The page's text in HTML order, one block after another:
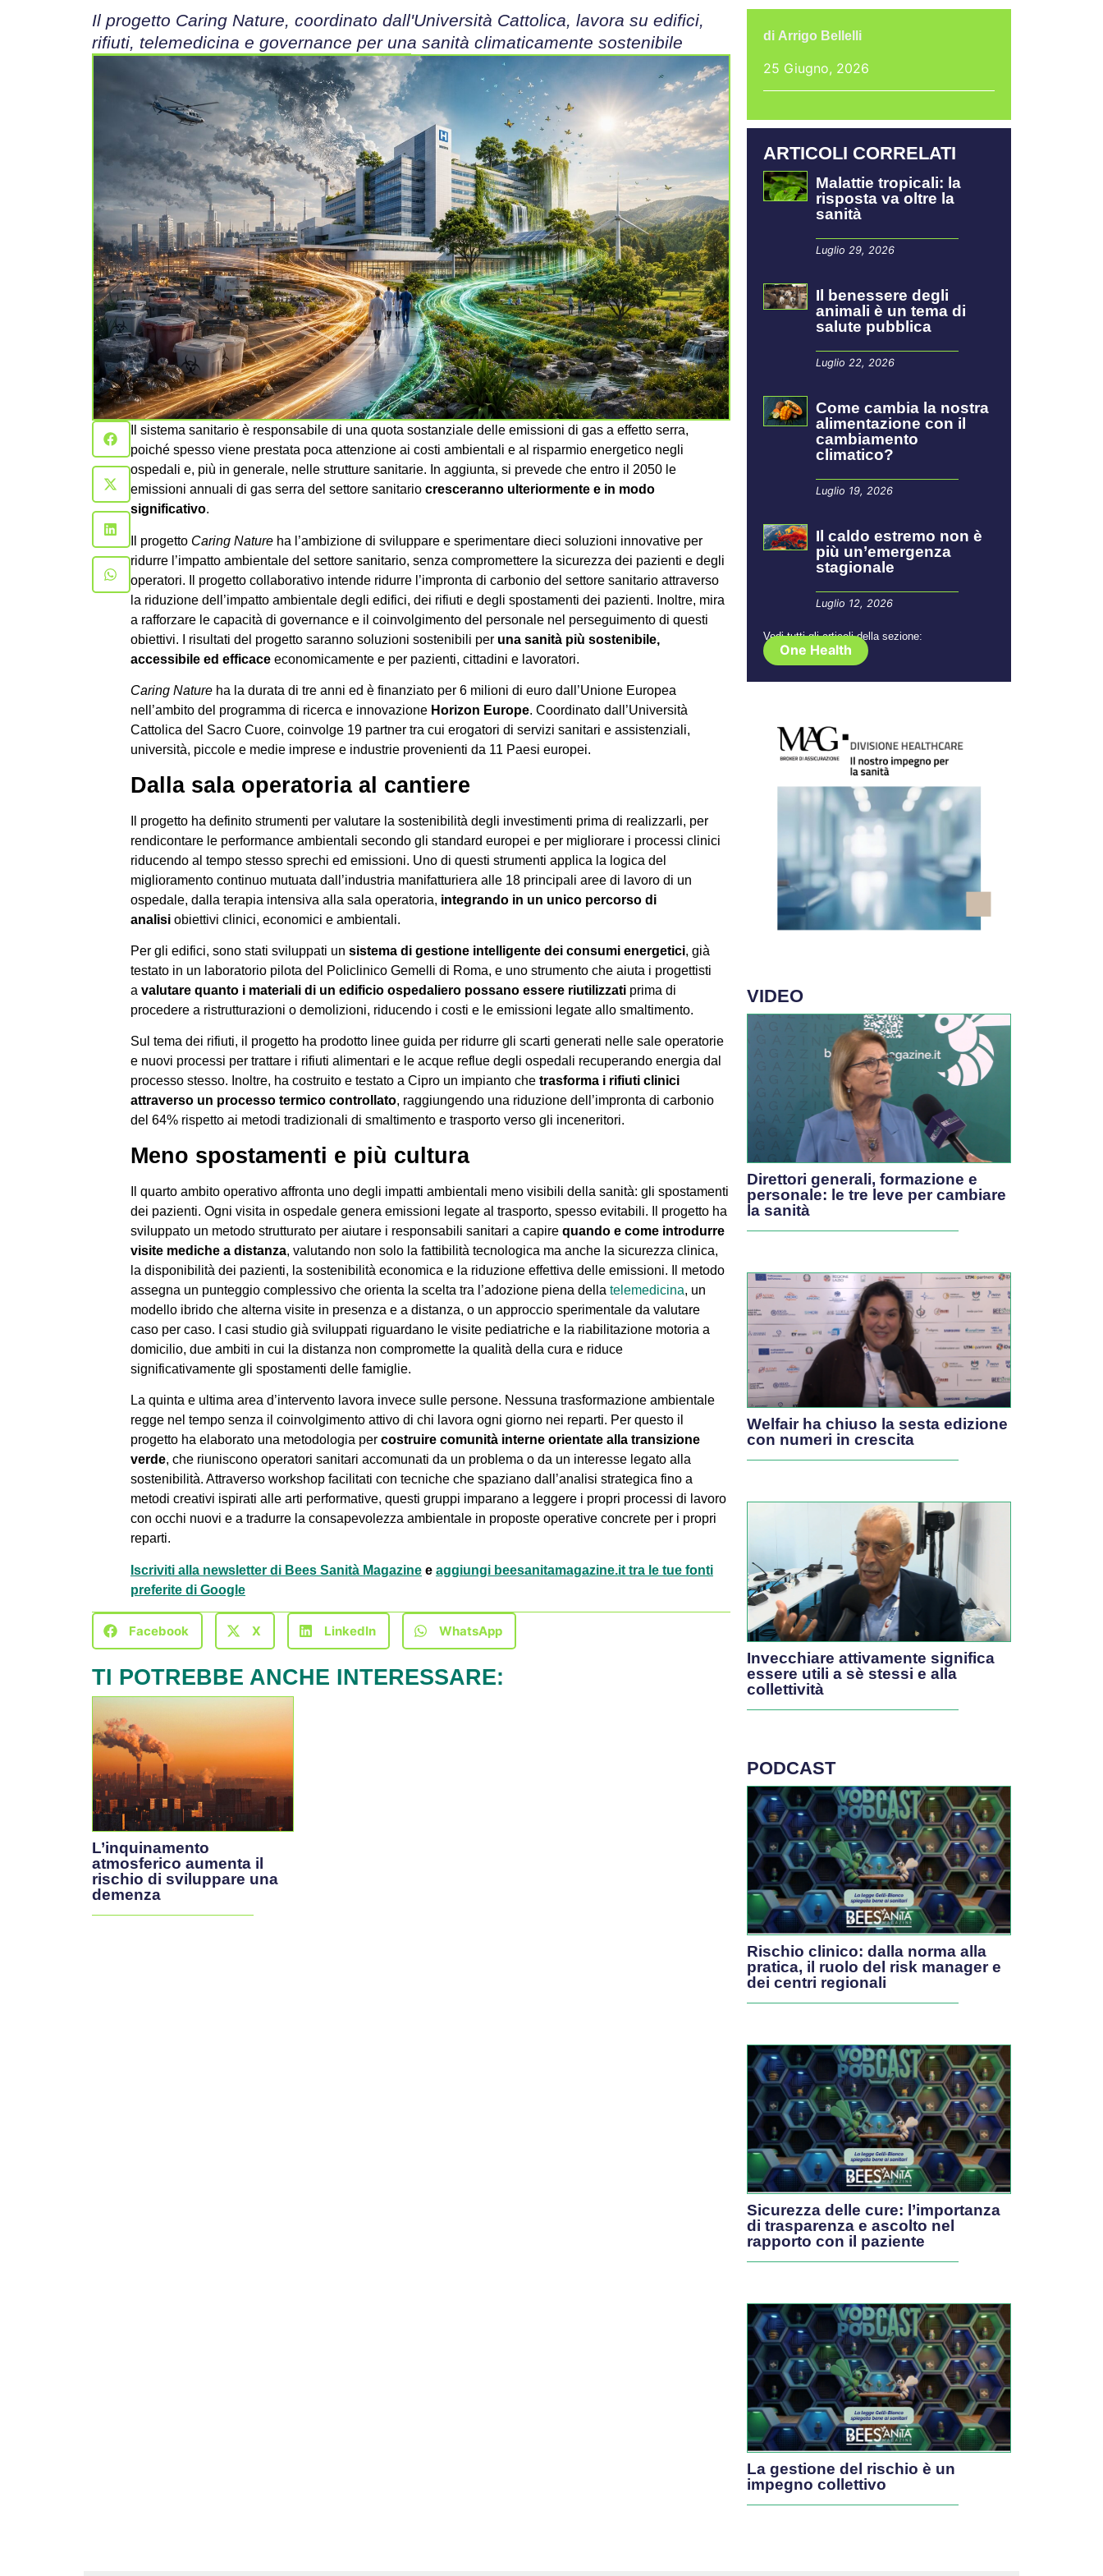
Il progetto Caring Nature, coordinato dall'Università Cattolica, lavora su edifici,
rifiuti, telemedicina e governance per una sanità climaticamente sostenibile
Il sistema sanitario è responsabile di una quota sostanziale delle emissioni di gas a effetto serra,
poiché spesso viene prestata poca attenzione ai costi ambientali e al risparmio energetico negli
ospedali e, più in generale, nelle strutture sanitarie. In aggiunta, si prevede che entro il 2050 le
emissioni annuali di gas serra del settore sanitario cresceranno ulteriormente e in modo
significativo.
Il progetto Caring Natureha l’ambizione di sviluppare e sperimentare dieci soluzioni innovative per
ridurre l’impatto ambientale del settore sanitario, senza compromettere la sicurezza dei pazienti e degli
operatori. Il progetto collaborativo intende ridurre l’impronta di carbonio del settore sanitario attraverso
la riduzione dell’impatto ambientale degli edifici, dei rifiuti e degli spostamenti dei pazienti. Inoltre, mira
a rafforzare le capacità di governance e il coinvolgimento del personale nel perseguimento di questi
obiettivi. I risultati del progetto saranno soluzioni sostenibili per una sanità più sostenibile,
accessibile ed efficace economicamente e per pazienti, cittadini e lavoratori.
Caring Natureha la durata di tre anni ed è finanziato per 6 milioni di euro dall’Unione Europea
nell’ambito del programma di ricerca e innovazione Horizon Europe. Coordinato dall’Università
Cattolica del Sacro Cuore, coinvolge 19 partner tra cui erogatori di servizi sanitari e assistenziali,
università, piccole e medie imprese e industrie provenienti da 11 Paesi europei.
Dalla sala operatoria al cantiere
Il progetto ha definito strumenti per valutare la sostenibilità degli investimenti prima di realizzarli, per
rendicontare le performance ambientali secondo gli standard europei e per migliorare i processi clinici
riducendo al tempo stesso sprechi ed emissioni. Uno di questi strumenti applica la logica del
miglioramento continuo mutuata dall’industria manifatturiera alle 18 principali aree di lavoro di un
ospedale, dalla terapia intensiva alla sala operatoria, integrando in un unico percorso di
analisiobiettivi clinici, economici e ambientali.
Per gli edifici, sono stati sviluppati un sistema di gestione intelligente dei consumi energetici, già
testato in un laboratorio pilota del Policlinico Gemelli di Roma, e uno strumento che aiuta i progettisti
a valutare quanto i materiali di un edificio ospedaliero possano essere riutilizzati prima di
procedere a ristrutturazioni o demolizioni, riducendo i costi e le emissioni legate allo smaltimento.
Sul tema dei rifiuti, il progetto ha prodotto linee guida per ridurre gli scarti generati nelle sale operatorie
e nuovi processi per trattare i rifiuti alimentari e le acque reflue degli ospedali recuperando energia dal
processo stesso. Inoltre, ha costruito e testato a Cipro un impianto che trasforma i rifiuti clinici
attraverso un processo termico controllato, raggiungendo una riduzione dell’impronta di carbonio
del 64% rispetto ai metodi tradizionali di smaltimento e trasporto verso gli inceneritori.
Meno spostamenti e più cultura
Il quarto ambito operativo affronta uno degli impatti ambientali meno visibili della sanità: gli spostamenti
dei pazienti. Ogni visita in ospedale genera emissioni legate al trasporto, spesso evitabili. Il progetto ha
sviluppato un metodo strutturato per aiutare i responsabili sanitari a capire quando e come introdurre
visite mediche a distanza, valutando non solo la fattibilità tecnologica ma anche la sicurezza clinica,
la disponibilità dei pazienti, la sostenibilità economica e la riduzione effettiva delle emissioni. Il metodo
assegna un punteggio complessivo che orienta la scelta tra l’adozione piena della telemedicina, un
modello ibrido che alterna visite in presenza e a distanza, o un approccio sperimentale da valutare
caso per caso. I casi studio già sviluppati riguardano le visite pediatriche e la riabilitazione motoria a
domicilio, due ambiti in cui la distanza non compromette la qualità della cura e riduce
significativamente gli spostamenti delle famiglie.
La quinta e ultima area d’intervento lavora invece sulle persone. Nessuna trasformazione ambientale
regge nel tempo senza il coinvolgimento attivo di chi lavora ogni giorno nei reparti. Per questo il
progetto ha elaborato una metodologia per costruire comunità interne orientate alla transizione
verde, che riuniscono operatori sanitari accomunati da un problema o da un interesse legato alla
sostenibilità. Attraverso workshop facilitati con tecniche che spaziano dall’analisi strategica fino a
metodi creativi ispirati alle arti performative, questi gruppi imparano a leggere i propri processi di lavoro
con occhi nuovi e a tradurre la consapevolezza ambientale in proposte operative concrete per i propri
reparti.
Iscriviti alla newsletter di Bees Sanità Magazinee aggiungi beesanitamagazine.it tra le tue fonti
preferite di Google
Facebook X LinkedIn WhatsApp
TI POTREBBE ANCHE INTERESSARE:
L’inquinamento
atmosferico aumenta il
rischio di sviluppare una
demenza
di Arrigo Bellelli
25 Giugno, 2026
ARTICOLI CORRELATI
Malattie tropicali: la
risposta va oltre la
sanità
Luglio 29, 2026
Il benessere degli
animali è un tema di
salute pubblica
Luglio 22, 2026
Come cambia la nostra
alimentazione con il
cambiamento
climatico?
Luglio 19, 2026
Il caldo estremo non è
più un’emergenza
stagionale
Luglio 12, 2026
Vedi tutti gli articoli della sezione:
One Health
VIDEO
Direttori generali, formazione e
personale: le tre leve per cambiare
la sanità
Welfair ha chiuso la sesta edizione
con numeri in crescita
Invecchiare attivamente significa
essere utili a sè stessi e alla
collettività
PODCAST
Rischio clinico: dalla norma alla
pratica, il ruolo del risk manager e
dei centri regionali
Sicurezza delle cure: l’importanza
di trasparenza e ascolto nel
rapporto con il paziente
La gestione del rischio è un
impegno collettivo